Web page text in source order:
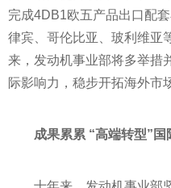
完成4DB1欧五产品出口配
律宾、哥伦比亚、玻利维亚
来，发动机事业部将多举措
际影响力，稳步开拓海外市
成果累累 “高端转型”国